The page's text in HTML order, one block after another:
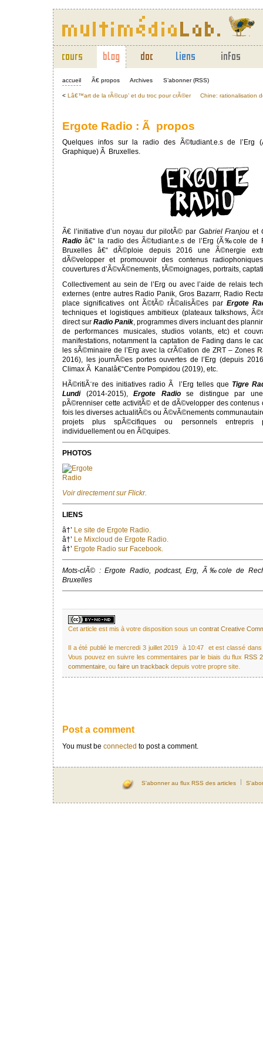
accueil Ã€ propos Archives S’abonner (RSS)
< Lâ€™art de la rÃ©cup’ et du troc pour crÃ©er Chine: rationalisation
Ergote Radio : Ã propos
Quelques infos sur la radio des Ã©tudiant.e.s de
Graphique) Ã Bruxelles.
Ã€ l’initiative d’un noyau dur pilotÃ© par Gabriel Franjou et
Radio â€“ la radio des Ã©tudiant.e.s de l’Erg (Ã‰cole de
Bruxelles â€“ dÃ©ploie depuis 2016 une Ã©nergie
dÃ©velopper et promouvoir des contenus
couvertures d’Ã©vÃ©nements, tÃ©moignages, portraits,
Collectivement au sein de l’Erg ou avec l’aide de relais
externes (entre autres Radio Panik, Gros Bazarrr, Radio
place significatives ont Ã©tÃ© rÃ©alisÃ©es par Ergote
techniques et logistiques ambitieux (plateaux talkshows,
direct sur Radio Panik, programmes divers incluant des
de performances musicales, studios volants, etc) et
manifestations, notamment la captation de Fading dans le
les sÃ©minaire de l’Erg avec la crÃ©ation de ZRT – Zones
2016), les journÃ©es portes ouvertes de l’Erg (depuis
Climax Ã Kanalâ€“Centre Pompidou (2019), etc.
HÃ©ritiÃ¨re des initiatives radio Ã l’Erg telles que Tigre
Lundi(2014-2015), Ergote Radiose distingue par une
pÃ©renniser cette activitÃ© et de dÃ©velopper des
fois les diverses actualitÃ©s ou Ã©vÃ©nements
projets plus spÃ©cifiques ou personnels entrepris
individuellement ou en Ã©quipes.
PHOTOS
Voir directement sur Flickr.
LIENS
â†’ Le site de Ergote Radio.
â†’ Le Mixcloud de Ergote Radio.
â†’ Ergote Radio sur Facebook.
Mots-clÃ© : Ergote Radio, podcast, Erg, Ã‰cole de
Bruxelles
Cet article est mis à votre disposition sous un contrat Creative
Il a été publié le mercredi 3 juillet 2019 à 10:47 et est classé
Vous pouvez en suivre les commentaires par le biais du flux RSS
commentaire , ou faire un trackback depuis votre propre site.
Post a comment
You must be connected to post a comment.
S'abonner au flux RSS des articles